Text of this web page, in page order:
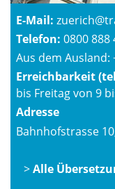
E-Mail:
Telefon: 0800 888
Aus dem Ausland:
Erreichbarkeit
bis Freitag von 9
Adresse
Bahnhofstrasse
>Alle